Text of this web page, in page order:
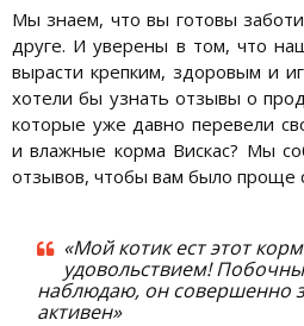
Мы знаем, что вы готовы
друге. И уверены в том, что
вырасти крепким, здоровым и
хотели бы узнать отзывы о
которые уже давно перевели
и влажные корма Вискас? Мы
отзывов, чтобы вам было проще
«Мой котик ест этот
удовольствием!
наблюдаю, он совершенно
активен»